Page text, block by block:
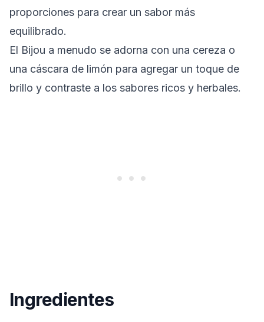
proporciones para crear un sabor más
equilibrado.
El Bijou a menudo se adorna con una cereza o
una cáscara de limón para agregar un toque de
brillo y contraste a los sabores ricos y herbales.
Ingredientes